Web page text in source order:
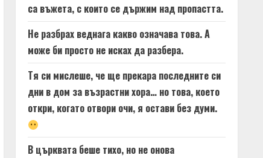
са въжета, с които се държим над пропастта.
Не разбрах веднага какво означава това. А
може би просто не исках да разбера.
Тя си мислеше, че ще прекара последните си
дни в дом за възрастни хора… но това, което
откри, когато отвори очи, я остави без думи.
В църквата беше тихо, но не онова